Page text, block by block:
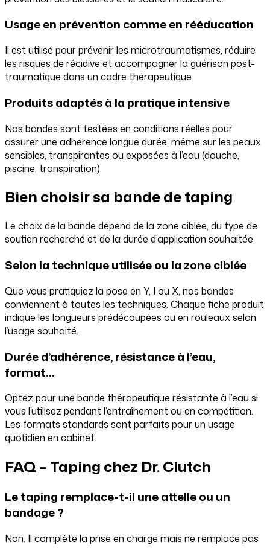
Usage en prévention comme en rééducation
Il est utilisé pour prévenir les microtraumatismes, réduire
les risques de récidive et accompagner la guérison post-
traumatique dans un cadre thérapeutique.
Produits adaptés à la pratique intensive
Nos bandes sont testées en conditions réelles pour
assurer une adhérence longue durée, même sur les peaux
sensibles, transpirantes ou exposées à l’eau (douche,
piscine, transpiration).
Bien choisir sa bande de taping
Le choix de la bande dépend de la zone ciblée, du type de
soutien recherché et de la durée d’application souhaitée.
Selon la technique utilisée ou la zone ciblée
Que vous pratiquiez la pose en Y, I ou X, nos bandes
conviennent à toutes les techniques. Chaque fiche produit
indique les longueurs prédécoupées ou en rouleaux selon
l’usage souhaité.
Durée d’adhérence, résistance à l’eau,
format…
Optez pour une bande thérapeutique résistante à l’eau si
vous l’utilisez pendant l’entraînement ou en compétition.
Les formats standards sont parfaits pour un usage
quotidien en cabinet.
FAQ – Taping chez Dr. Clutch
Le taping remplace-t-il une attelle ou un
bandage ?
Non. Il complète la prise en charge mais ne remplace pas